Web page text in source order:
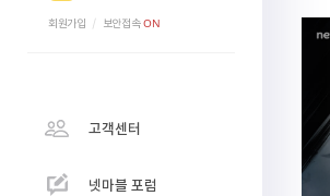
회원가입 / 보안접속ON
고객센터
넷마블 포럼